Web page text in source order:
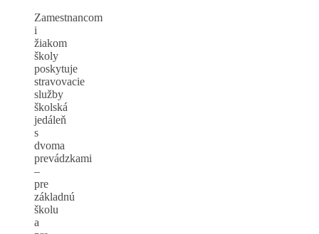
Zamestnancom
i
žiakom
školy
poskytuje
stravovacie
služby
školská
jedáleň
s
dvoma
prevádzkami
–
pre
základnú
školu
a